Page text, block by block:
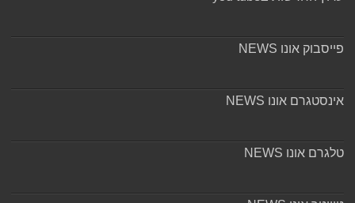
פייסבוק אונו NEWS
אינסטגרם אונו NEWS
טלגרם אונו NEWS